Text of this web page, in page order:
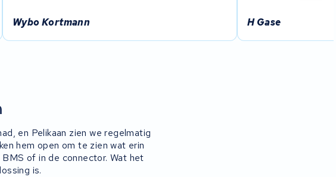
Wybo Kortmann H Gase
en Pelikaan zien we regelmatig
hem open om te zien wat erin
of in de connector. Wat het
is.